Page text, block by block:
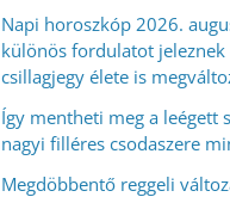
Napi horoszkóp 2026.
különös fordulatot
csillagjegy élete is
Így mentheti meg a leégett
nagyi filléres csodaszere
Megdöbbentő reggeli